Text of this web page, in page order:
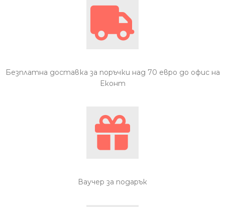
Безплатна доставка за поръчки над 70 евро до офис на
Еконт
Ваучер за подарък